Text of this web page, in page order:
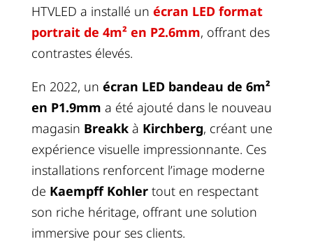
HTVLED a installé un écran LED format
portrait de 4m² en P2.6mm, offrant des
contrastes élevés.
En 2022, un écran LED bandeau de 6m²
en P1.9mm a été ajouté dans le nouveau
magasin Breakkà Kirchberg, créant une
expérience visuelle impressionnante. Ces
installations renforcent l’image moderne
de Kaempff Kohlertout en respectant
son riche héritage, offrant une solution
immersive pour ses clients.